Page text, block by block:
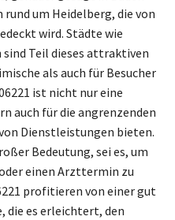
um Heidelberg, die von
wird. Städte wie
sind Teil dieses attraktiven
als auch für Besucher
ist nicht nur eine
auch für die angrenzenden
Dienstleistungen bieten.
Bedeutung, sei es, um
einen Arzttermin zu
profitieren von einer gut
die es erleichtert, den